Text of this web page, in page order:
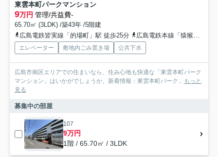
東雲本町パークマンション
9万円 管理/共益費-
65.70㎡ (3LDK) /築43年 /5階建
広島電鉄皆実線「的場町」駅 徒歩25分
広島電鉄本線「猿猴橋町」駅 徒歩27分
エレベーター 敷地内ごみ置き場 公共下水
広島市南区エリアでの住まいなら、住み心地も快適な「東雲本町パーク
マンション」はいかがでしょうか。新着情報：東雲本町パーク... もっと
見る
募集中の部屋
107
9万円
1階 / 65.70㎡ / 3LDK